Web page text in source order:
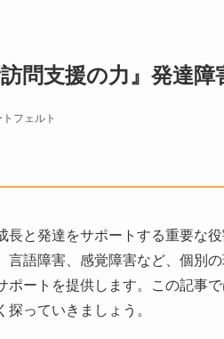
問支援の力』発達
フェルト
長と発達をサポートする重要な
言語障害、感覚障害など、個別
ポートを提供します。この記事
っていきましょう。